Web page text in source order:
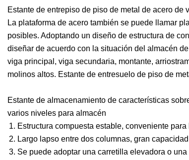
Estante de entrepiso de piso de metal de acero de
La plataforma de acero también se puede llamar
posibles. Adoptando un diseño de estructura de
diseñar de acuerdo con la situación del almacén
viga principal, viga secundaria, montante,
molinos altos. Estante de entresuelo de piso de
Estante de almacenamiento de características
varios niveles para almacén
Estructura compuesta estable, conveniente
Largo lapso entre dos columnas, gran
Se puede adoptar una carretilla elevadora o